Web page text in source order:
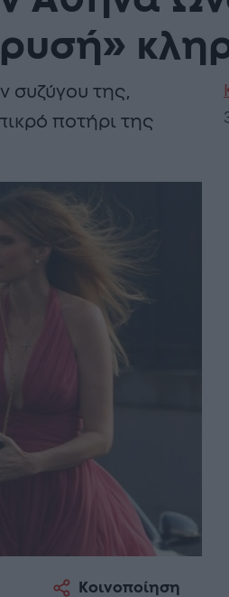
συζύγου της,
ποτήρι της
Κοινοποίηση